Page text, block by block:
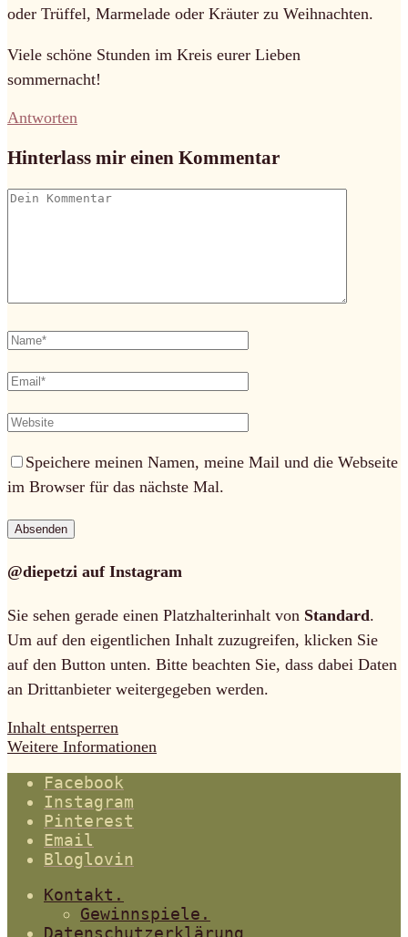
oder Trüffel, Marmelade oder Kräuter zu Weihnachten.
Viele schöne Stunden im Kreis eurer Lieben
sommernacht!
Antworten
Hinterlass mir einen Kommentar
Speichere meinen Namen, meine Mail und die Webseite
im Browser für das nächste Mal.
@diepetzi auf Instagram
Sie sehen gerade einen Platzhalterinhalt von Standard.
Um auf den eigentlichen Inhalt zuzugreifen, klicken Sie
auf den Button unten. Bitte beachten Sie, dass dabei Daten
an Drittanbieter weitergegeben werden.
Inhalt entsperren
Weitere Informationen
Facebook
Instagram
Pinterest
Email
Bloglovin
Kontakt.
Gewinnspiele.
Datenschutzerklärung